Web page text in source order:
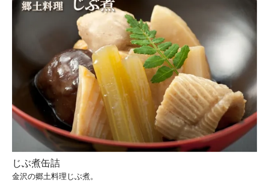
じぶ煮缶詰
金沢の郷土料理じぶ煮。